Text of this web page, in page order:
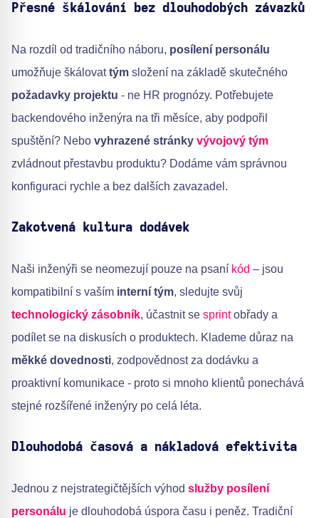
Přesné škálování bez dlouhodobých závazků
Na rozdíl od tradičního náboru, posílení personálu
umožňuje škálovattým složení na základě skutečného
požadavky projektu - ne HR prognózy. Potřebujete
backendového inženýra na tři měsíce, aby podpořil
spuštění? Nebo vyhrazené stránky vývojový tým
zvládnout přestavbu produktu? Dodáme vám správnou
konfiguraci rychle a bez dalších zavazadel.
Zakotvená kultura dodávek
Naši inženýři se neomezují pouze na psaní kód – jsou
kompatibilní s vaším interní tým, sledujte svůj
technologický zásobník, účastnit se sprintobřady a
podílet se na diskusích o produktech. Klademe důraz na
měkké dovednosti, zodpovědnost za dodávku a
proaktivní komunikace - proto si mnoho klientů ponechává
stejné rozšířené inženýry po celá léta.
Dlouhodobá časová a nákladová efektivita
Jednou z nejstrategičtějších výhod služby posílení
personálu je dlouhodobá úspora času i peněz. Tradiční